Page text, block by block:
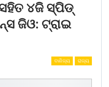
୪ଜି ସ୍ପିଡ୍
ଜିଓ: ଟ୍ରାଇ
ବାଣିଜ୍ୟ ରାଜ୍ୟ